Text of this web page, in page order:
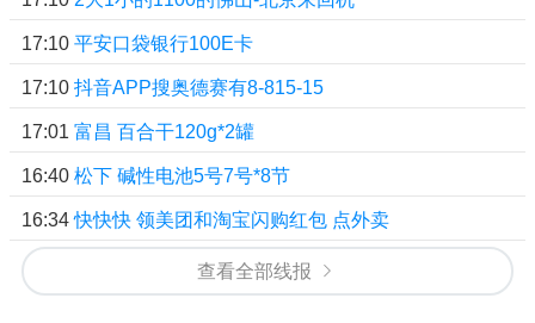
17:10 平安口袋银行100E卡
17:10 抖音APP搜奥德赛有8-815-15
17:01 富昌 百合干120g*2罐
16:40 松下 碱性电池5号7号*8节
16:34 快快快 领美团和淘宝闪购红包 点外卖
查看全部线报